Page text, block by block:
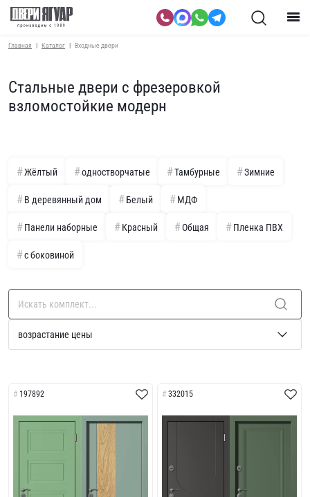
Главная Каталог Входные двери
Стальные двери с фрезеровкой
взломостойкие модерн
Жёлтый одностворчатые Тамбурные Зимние
В деревянный дом Белый МДФ
Панели наборные Красный Общая Пленка ПВХ
с боковиной
197892 332015